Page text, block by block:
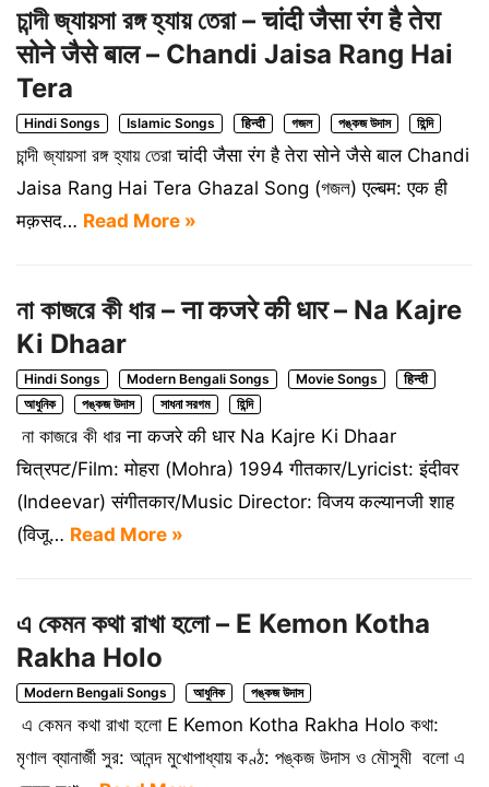
চান্দী জ্যায়সা রঙ্গ হ্যায় তেরা – चांदी जैसा रंग है तेरा
सोने जैसे बाल – Chandi Jaisa Rang Hai
Tera
Hindi Songs Islamic Songs हिन्दी গজল পঙ্কজ উদাস হিন্দি
চান্দী জ্যায়সা রঙ্গ হ্যায় তেরা चांदी जैसा रंग है तेरा सोने जैसे बाल Chandi
Jaisa Rang Hai Tera Ghazal Song (গজল) एल्बम: एक ही
मक़सद… Read More »
না কাজরে কী ধার – ना कजरे की धार – Na Kajre
Ki Dhaar
Hindi Songs Modern Bengali Songs Movie Songs
हिन्दी
আধুনিক
পঙ্কজ উদাস সাধনা সরগম হিন্দি
না কাজরে কী ধার ना कजरे की धार Na Kajre Ki Dhaar
चित्रपट/Film: मोहरा (Mohra) 1994 गीतकार/Lyricist: इंदीवर
(Indeevar) संगीतकार/Music Director: विजय कल्यानजी शाह
(विजू… Read More »
এ কেমন কথা রাখা হলো – E Kemon Kotha
Rakha Holo
Modern Bengali Songs আধুনিক পঙ্কজ উদাস
এ কেমন কথা রাখা হলো E Kemon Kotha Rakha Holo কথা:
মৃণাল ব্যানার্জী সুর: আনন্দ মুখোপাধ্যায় কণ্ঠ: পঙ্কজ উদাস ও মৌসুমী বলো এ